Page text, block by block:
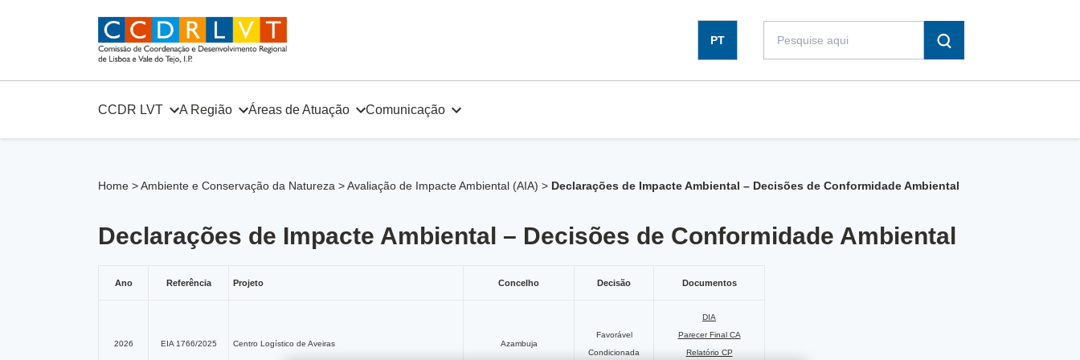
PT
CCDR LVT A Região Áreas de Atuação Comunicação
Home >Ambiente e Conservação da Natureza >Avaliação de Impacte Ambiental (AIA) > Declarações de Impacte Ambiental – Decisões de Conformidade Ambiental
Declarações de Impacte Ambiental – Decisões de Conformidade Ambiental
Ano Referência Projeto Concelho Decisão Documentos
2026 EIA 1766/2025 Centro Logístico de Aveiras Azambuja
Favorável
Condicionada
DIA
Parecer Final CA
Relatório CP